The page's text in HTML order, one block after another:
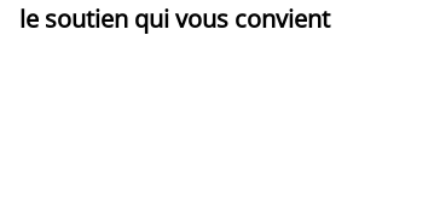
le soutien qui vous convient